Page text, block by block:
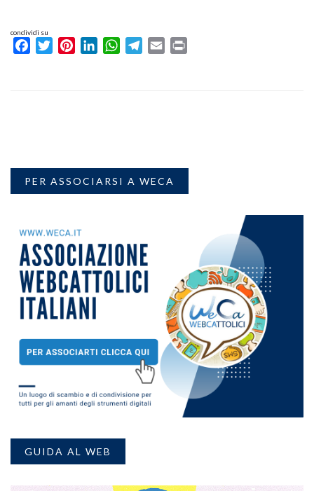
condividi su
FacebookTwitterPinterestLinkedInWhatsAppTelegram
Email
PER ASSOCIARSI A WECA
GUIDA AL WEB